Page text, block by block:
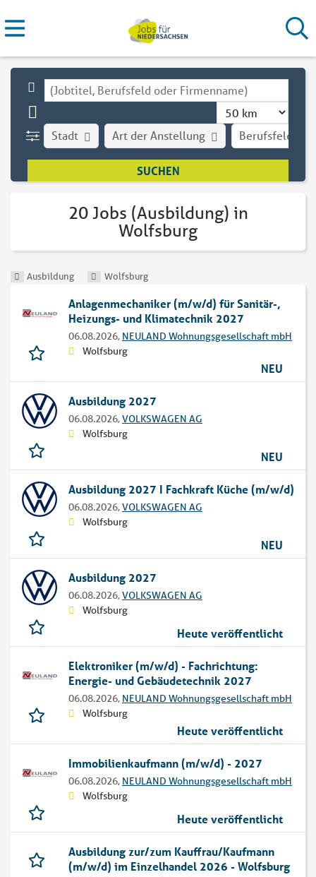
Stadt Art der Anstellung Berufsfeld
20 Jobs (Ausbildung) in
Wolfsburg
Ausbildung Wolfsburg
Anlagenmechaniker (m/w/d) für Sanitär-,
Heizungs- und Klimatechnik 2027
06.08.2026, NEULAND Wohnungsgesellschaft mbH
Wolfsburg
NEU
Ausbildung 2027
06.08.2026,VOLKSWAGEN AG
Wolfsburg
NEU
Ausbildung 2027 I Fachkraft Küche (m/w/d)
06.08.2026,VOLKSWAGEN AG
Wolfsburg
NEU
Ausbildung 2027
06.08.2026,VOLKSWAGEN AG
Wolfsburg
Heute veröffentlicht
Elektroniker (m/w/d) - Fachrichtung:
Energie- und Gebäudetechnik 2027
06.08.2026, NEULAND Wohnungsgesellschaft mbH
Wolfsburg
Heute veröffentlicht
Immobilienkaufmann (m/w/d) - 2027
06.08.2026, NEULAND Wohnungsgesellschaft mbH
Wolfsburg
Heute veröffentlicht
Ausbildung zur/zum Kauffrau/Kaufmann
(m/w/d) im Einzelhandel 2026 - Wolfsburg